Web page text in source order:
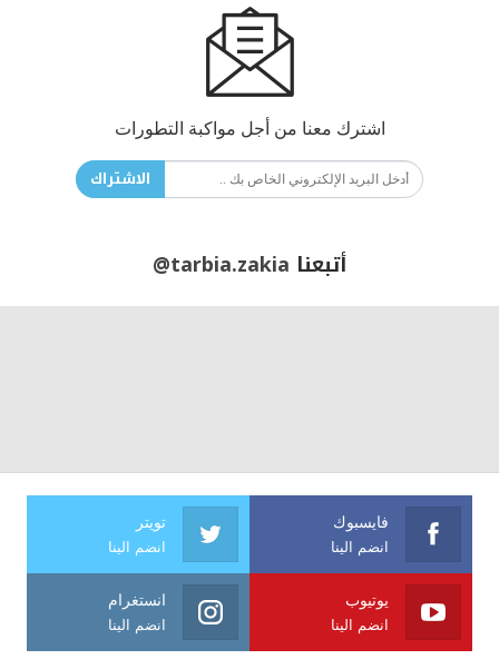
اشترك معنا من أجل مواكبة التطورات
الاشتراك
أتبعنا @tarbia.zakia
فايسبوك
انضم الينا
تويتر
انضم الينا
يوتيوب
انضم الينا
انستغرام
انضم الينا